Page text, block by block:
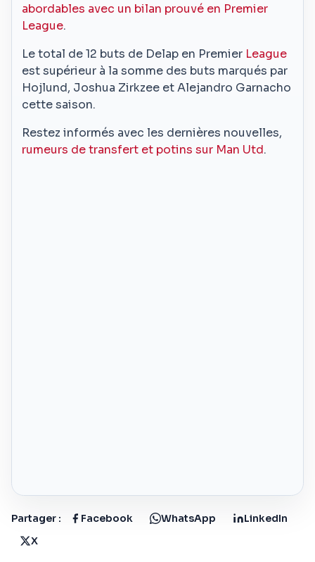
abordables avec un bilan prouvé en Premier
League.
Le total de 12 buts de Delap en Premier League
est supérieur à la somme des buts marqués par
Hojlund, Joshua Zirkzee et Alejandro Garnacho
cette saison.
Restez informés avec les dernières nouvelles,
rumeurs de transfert et potins sur Man Utd.
Partager : Facebook WhatsApp
LinkedIn
X